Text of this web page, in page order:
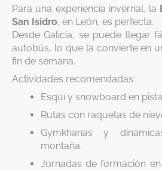
Para una experiencia invernal, la
San Isidro, en León, es perfecta.
Desde Galicia, se puede llegar
autobús, lo que la convierte en
fin de semana.
Actividades recomendadas:
Esquí y snowboard en
Rutas con raquetas de
Gymkhanas y
montaña.
Jornadas de formación